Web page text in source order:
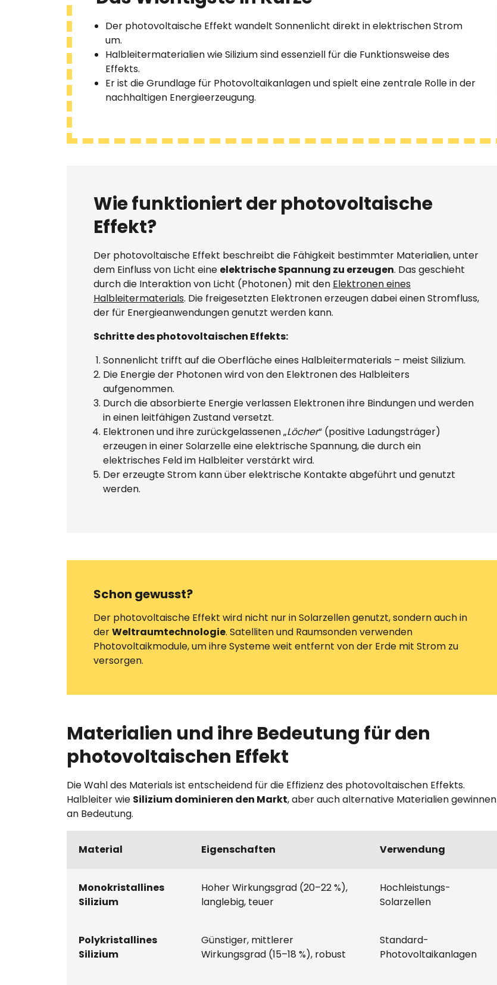
Der photovoltaische Effekt wandelt Sonnenlicht direkt in elektrischen Strom
um.
Halbleitermaterialien wie Silizium sind essenziell für die Funktionsweise des
Effekts.
Er ist die Grundlage für Photovoltaikanlagen und spielt eine zentrale Rolle in der
nachhaltigen Energieerzeugung.
Wie funktioniert der photovoltaische
Effekt?
Der photovoltaische Effekt beschreibt die Fähigkeit bestimmter Materialien, unter
dem Einfluss von Licht eine elektrische Spannung zu erzeugen. Das geschieht
durch die Interaktion von Licht (Photonen) mit den Elektronen eines
Halbleitermaterials. Die freigesetzten Elektronen erzeugen dabei einen Stromfluss,
der für Energieanwendungen genutzt werden kann.
Schritte des photovoltaischen Effekts:
Sonnenlicht trifft auf die Oberfläche eines Halbleitermaterials – meist Silizium.
Die Energie der Photonen wird von den Elektronen des Halbleiters
aufgenommen.
Durch die absorbierte Energie verlassen Elektronen ihre Bindungen und werden
in einen leitfähigen Zustand versetzt.
Elektronen und ihre zurückgelassenen „Löcher“ (positive Ladungsträger)
erzeugen in einer Solarzelle eine elektrische Spannung, die durch ein
elektrisches Feld im Halbleiter verstärkt wird.
Der erzeugte Strom kann über elektrische Kontakte abgeführt und genutzt
werden.
Schon gewusst?
Der photovoltaische Effekt wird nicht nur in Solarzellen genutzt, sondern auch in
derWeltraumtechnologie. Satelliten und Raumsonden verwenden
Photovoltaikmodule, um ihre Systeme weit entfernt von der Erde mit Strom zu
versorgen.
Materialien und ihre Bedeutung für den
photovoltaischen Effekt
Die Wahl des Materials ist entscheidend für die Effizienz des photovoltaischen Effekts.
Halbleiter wie Silizium dominieren den Markt, aber auch alternative Materialien gewinnen
an Bedeutung.
Material Eigenschaften Verwendung
Monokristallines
Silizium
Hoher Wirkungsgrad (20–22 %),
langlebig, teuer
Hochleistungs-
Solarzellen
Polykristallines
Silizium
Günstiger, mittlerer
Wirkungsgrad (15–18 %), robust
Standard-
Photovoltaikanlagen